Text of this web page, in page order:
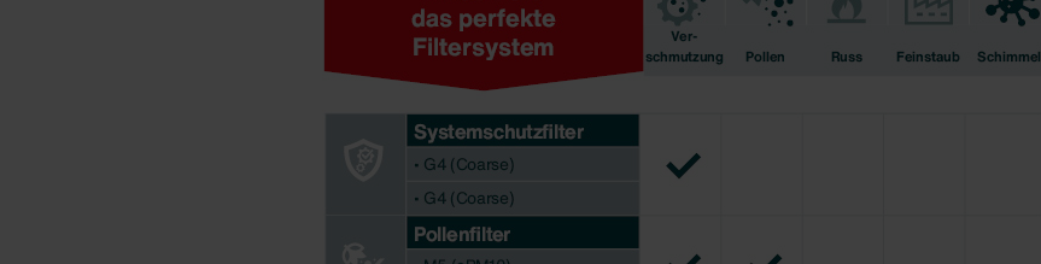
Zehnder Group Italia S.r.l.: Privacy
Zehnder Group İç Mekan İklimlendirme Sanayi ve Ticaret Limitet Şirketi: Web Sitesi Çerezleri
Zehnder Group Nederland bv: Privacyverklaringen
Zehnder Group Sales International: Privacy Policy
Zehnder Group Schweiz AG: Datenschutz
Zehnder Polska Sp. z o.o.: Oświadczenie o ochronie danych Zehnder
Zehnder Group UK Limited: Privacy Policy
Zehnder Group Deutschland GmbH